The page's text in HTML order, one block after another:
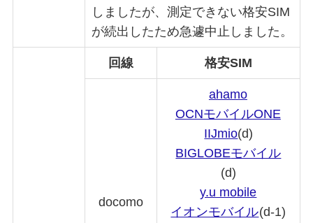
しましたが、測定できない格安SIM
が続出したため急遽中止しました。
回線 格安SIM
docomo
ahamo
OCNモバイルONE
IIJmio(d)
BIGLOBEモバイル
(d)
y.u mobile
イオンモバイル(d-1)